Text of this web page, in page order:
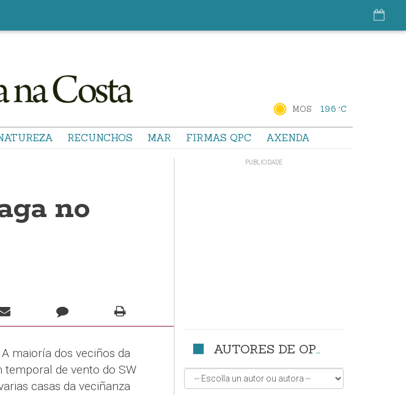
MOS 19.6 °C
RECUNCHOS MAR FIRMAS QPC AXENDA
no
A maioría dos veciños da
de vento do SW
casas da veciñanza
AUTORES DE OPINIÓN